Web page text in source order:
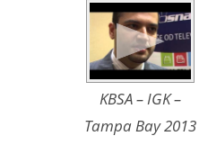
KBSA – IGK –
Tampa Bay 2013